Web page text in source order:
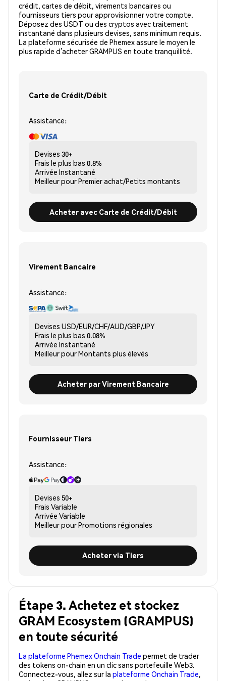
crédit, cartes de débit, virements bancaires ou
fournisseurs tiers pour approvisionner votre compte.
Déposez des USDT ou des cryptos avec traitement
instantané dans plusieurs devises, sans minimum requis.
La plateforme sécurisée de Phemex assure le moyen le
plus rapide d’acheter GRAMPUS en toute tranquillité.
Carte de Crédit/Débit
Assistance:
Devises 30+
Frais le plus bas 0.8%
Arrivée Instantané
Meilleur pourPremier achat/Petits montants
Acheter avec Carte de Crédit/Débit
Virement Bancaire
Assistance:
Devises USD/EUR/CHF/AUD/GBP/JPY
Frais le plus bas 0.08%
Arrivée Instantané
Meilleur pourMontants plus élevés
Acheter par Virement Bancaire
Fournisseur Tiers
Assistance:
Devises 50+
Frais Variable
Arrivée Variable
Meilleur pourPromotions régionales
Acheter via Tiers
Étape 3. Achetez et stockez
GRAM Ecosystem (GRAMPUS)
en toute sécurité
La plateforme Phemex Onchain Trade permet de trader
des tokens on-chain en un clic sans portefeuille Web3.
Connectez-vous, allez sur la plateforme Onchain Trade,